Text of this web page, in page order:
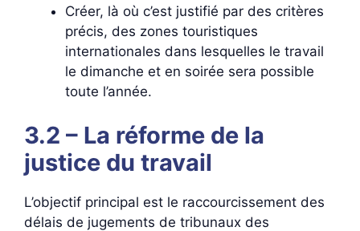
Créer, là où c’est justifié par des critères
précis, des zones touristiques
internationales dans lesquelles le travail
le dimanche et en soirée sera possible
toute l’année.
3.2 – La réforme de la
justice du travail
L’objectif principal est le raccourcissement des
délais de jugements de tribunaux des